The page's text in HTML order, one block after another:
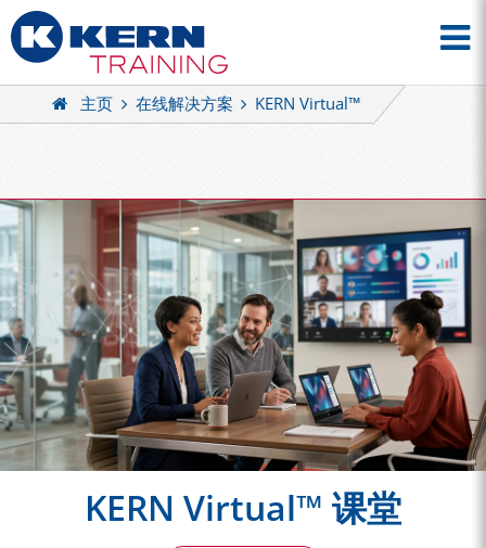
主页 在线解决方案 KERN Virtual™
KERN Virtual™ 课堂